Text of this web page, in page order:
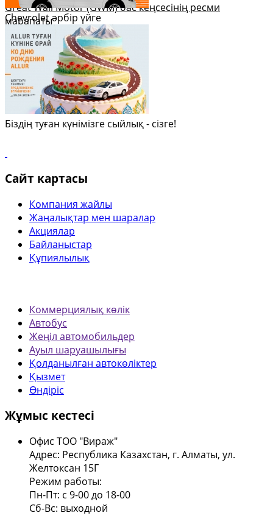
Great Wall Motor (GWM) бас кеңсесінің ресми
марапаты
Chevrolet әрбір үйге
Біздің туған күнімізге сыйлық - сізге!
Сайт картасы
Компания жайлы
Жаңалықтар мен шаралар
Акциялар
Байланыстар
Құпиялылық
Коммерциялық көлік
Автобус
Жеңіл автомобильдер
Ауыл шаруашылығы
Қолданылған автокөліктер
Қызмет
Өндіріс
Жұмыс кестесі
Офис ТОО "Вираж"
Адрес: Республика Казахстан, г. Алматы, ул.
Желтоксан 15Г
Режим работы:
Пн-Пт: с 9-00 до 18-00
Сб-Вс: выходной